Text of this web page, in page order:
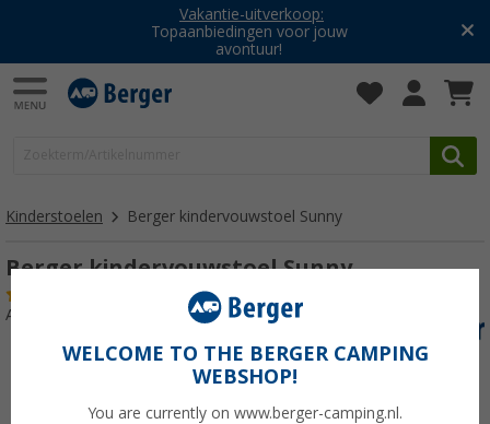
Vakantie-uitverkoop:
Topaanbiedingen voor jouw
avontuur!
Kinderstoelen Berger kindervouwstoel Sunny
Berger kindervouwstoel Sunny
Artikelnr: 730110
WELCOME TO THE BERGER CAMPING
WEBSHOP!
You are currently on www.berger-camping.nl.